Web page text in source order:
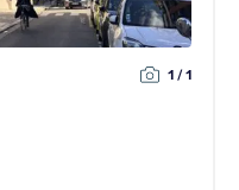
1 / 1